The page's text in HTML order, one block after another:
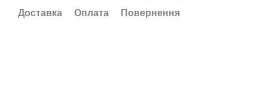
Доставка
Оплата Повернення